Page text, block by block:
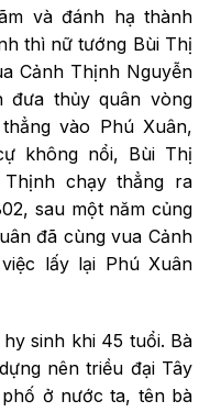
và đánh hạ thành
thì nữ tướng Bùi Thị
Cảnh Thịnh Nguyễn
đưa thủy quân vòng
vào Phú Xuân,
không nổi, Bùi Thị
chạy thẳng ra
sau một năm củng
đã cùng vua Cảnh
lấy lại Phú Xuân
hy sinh khi 45 tuổi. Bà
nên triều đại Tây
ở nước ta, tên bà